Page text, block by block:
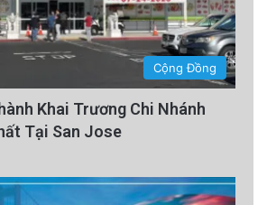
Cộng Đồng
Khai Trương Chi Nhánh
Tại San Jose